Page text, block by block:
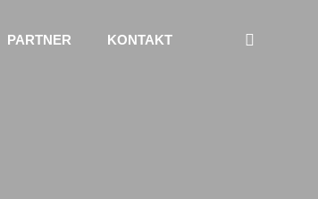
PARTNER KONTAKT